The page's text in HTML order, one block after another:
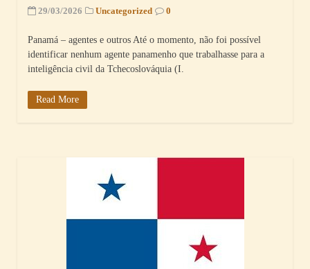
29/03/2026 Uncategorized 0
Panamá – agentes e outros Até o momento, não foi possível
identificar nenhum agente panamenho que trabalhasse para a
inteligência civil da Tchecoslováquia (I.
Read More